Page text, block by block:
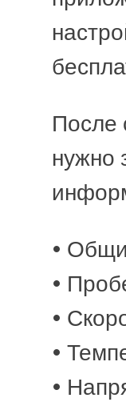
После
нужно
•
•
•
•
•